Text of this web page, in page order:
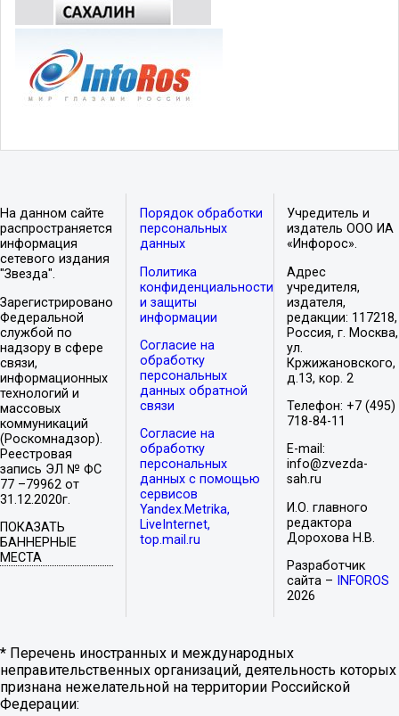
На данном сайте
распространяется
информация
сетевого издания
"Звезда".
Зарегистрировано
Федеральной
службой по
надзору в сфере
связи,
информационных
технологий и
массовых
коммуникаций
(Роскомнадзор).
Реестровая
запись ЭЛ № ФС
77 –79962 от
31.12.2020г.
ПОКАЗАТЬ
БАННЕРНЫЕ
МЕСТА
Порядок обработки
персональных
данных
Политика
конфиденциальности
и защиты
информации
Согласие на
обработку
персональных
данных обратной
связи
Согласие на
обработку
персональных
данных с помощью
сервисов
Yandex.Metrika,
LiveInternet,
top.mail.ru
Учредитель и
издатель ООО ИА
«Инфорос».
Адрес
учредителя,
издателя,
редакции: 117218,
Россия, г. Москва,
ул.
Кржижановского,
д.13, кор. 2
Телефон: +7 (495)
718-84-11
E-mail:
info@zvezda-
sah.ru
И.О. главного
редактора
Дорохова Н.В.
Разработчик
сайта –
INFOROS
2026
* Перечень иностранных и международных
неправительственных организаций, деятельность которых
признана нежелательной на территории Российской
Федерации: